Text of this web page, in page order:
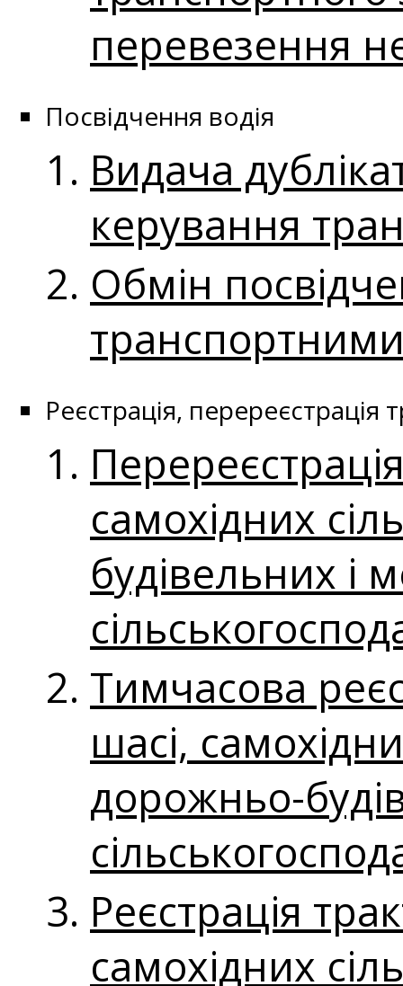
перевезення
Посвідчення водія
Видача
керування
Обмін
Реєстрація, перереєстрація
самохідних
будівельних і
Тимчасова
шасі,
дорожньо-
Реєстрація
самохідних